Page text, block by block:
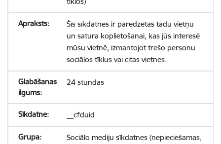
Šīs sīkdatnes ir paredzētas tādu vietņu
un satura koplietošanai, kas jūs interesē
mūsu vietnē, izmantojot trešo personu
sociālos tīklus vai citas vietnes.
24 stundas
__cfduid
Sociālo mediju sīkdatnes (nepieciešamas,